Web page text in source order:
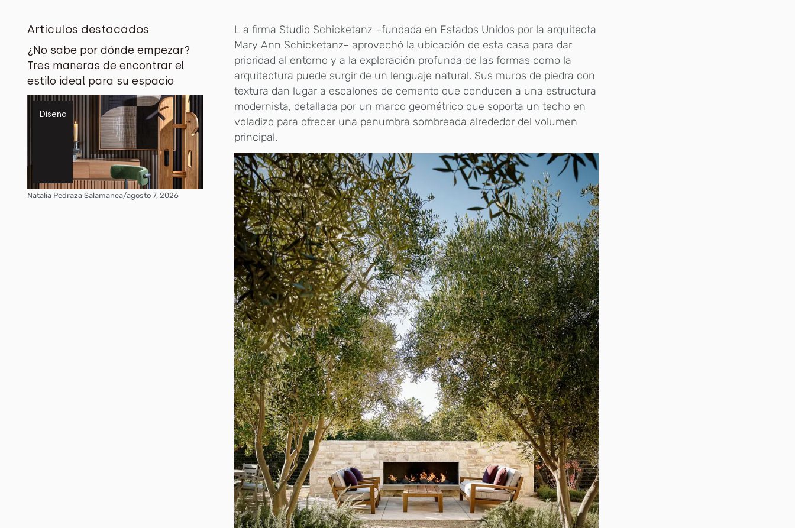
Artículos destacados
¿No sabe por dónde empezar?
Tres maneras de encontrar el
estilo ideal para su espacio
Diseño
Natalia Pedraza Salamanca/agosto 7, 2026
L a firma Studio Schicketanz –fundada en Estados Unidos por la arquitecta
Mary Ann Schicketanz– aprovechó la ubicación de esta casa para dar
prioridad al entorno y a la exploración profunda de las formas como la
arquitectura puede surgir de un lenguaje natural. Sus muros de piedra con
textura dan lugar a escalones de cemento que conducen a una estructura
modernista, detallada por un marco geométrico que soporta un techo en
voladizo para ofrecer una penumbra sombreada alrededor del volumen
principal.